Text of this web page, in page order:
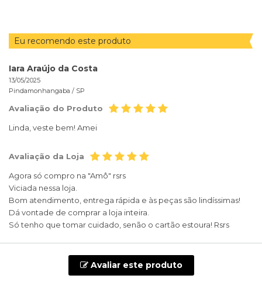
Eu recomendo este produto
Iara Araújo da Costa
13/05/2025
Pindamonhangaba / SP
Avaliação do Produto
Linda, veste bem! Amei
Avaliação da Loja
Agora só compro na "Amô" rsrs
Viciada nessa loja.
Bom atendimento, entrega rápida e às peças são lindíssimas!
Dá vontade de comprar a loja inteira.
Só tenho que tomar cuidado, senão o cartão estoura! Rsrs
Avaliar este produto